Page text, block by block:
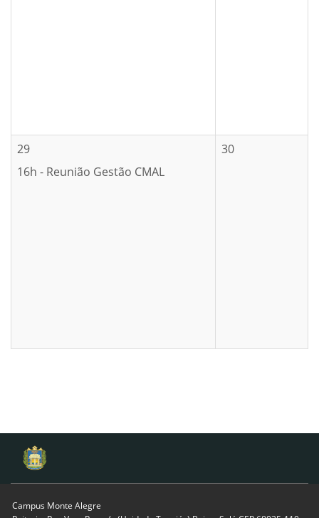
29
16h - Reunião Gestão CMAL
30
Campus Monte Alegre